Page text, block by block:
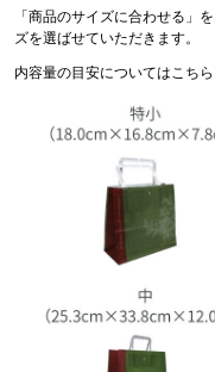
必
須
)
「商品のサイズに合わせる」
ズを選ばせていただきます。
内容量の目安についてはこちら